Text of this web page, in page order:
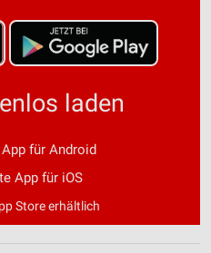
laden
für Android
App für iOS
Store erhältlich